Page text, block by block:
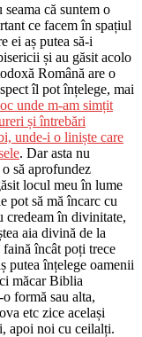
că suntem o
ce facem în spațiul
ei aș putea să-i
și au găsit acolo
Română are o
îl pot înțelege, mai
unde m-am simțit
și întrebări
unde-i o liniște care
. Dar asta nu
să aprofundez
locul meu în lume
pot să mă încarc cu
credeam în divinitate,
aia divină de la
faină încât poți trece
putea înțelege oamenii
măcar Biblia
formă sau alta,
etc zice același
apoi noi cu ceilalți.